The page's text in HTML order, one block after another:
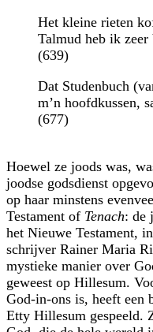
Het kleine rieten
Talmud heb ik
(639)
Dat Studenbuch
m’n hoofdkussen,
(677)
Hoewel ze joods was,
joodse godsdienst
op haar minstens
Testament of Tenach: de
het Nieuwe Testament,
schrijver Rainer Maria
mystieke manier over
geweest op Hillesum.
God-in-ons is, heeft een
Etty Hillesum gespeeld.